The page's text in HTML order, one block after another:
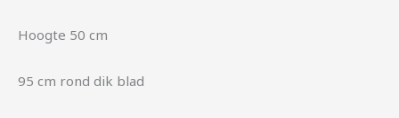
Hoogte 50 cm
95 cm rond dik blad